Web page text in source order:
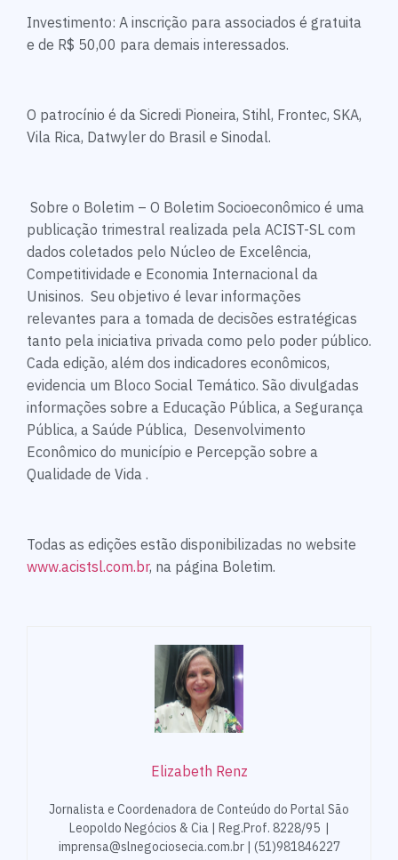
Investimento: A inscrição para associados é gratuita
e de R$ 50,00 para demais interessados.
O patrocínio é da Sicredi Pioneira, Stihl, Frontec, SKA,
Vila Rica, Datwyler do Brasil e Sinodal.
Sobre o Boletim – O Boletim Socioeconômico é uma
publicação trimestral realizada pela ACIST-SL com
dados coletados pelo Núcleo de Excelência,
Competitividade e Economia Internacional da
Unisinos. Seu objetivo é levar informações
relevantes para a tomada de decisões estratégicas
tanto pela iniciativa privada como pelo poder público.
Cada edição, além dos indicadores econômicos,
evidencia um Bloco Social Temático. São divulgadas
informações sobre a Educação Pública, a Segurança
Pública, a Saúde Pública, Desenvolvimento
Econômico do município e Percepção sobre a
Qualidade de Vida .
Todas as edições estão disponibilizadas no website
www.acistsl.com.br, na página Boletim.
Elizabeth Renz
Jornalista e Coordenadora de Conteúdo do Portal São
Leopoldo Negócios & Cia | Reg.Prof. 8228/95 |
imprensa@slnegociosecia.com.br | (51)981846227